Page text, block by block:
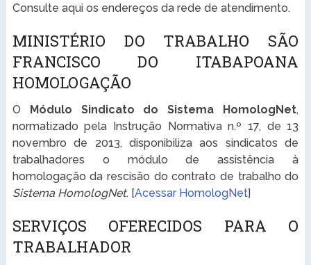
Consulte aqui os endereços da rede de atendimento.
MINISTÉRIO DO TRABALHO SÃO
FRANCISCO DO ITABAPOANA
HOMOLOGAÇÃO
O Módulo Sindicato do Sistema HomologNet,
normatizado pela Instrução Normativa n.º 17, de 13
novembro de 2013, disponibiliza aos sindicatos de
trabalhadores o módulo de assistência à
homologação da rescisão do contrato de trabalho do
Sistema HomologNet. [Acessar HomologNet]
SERVIÇOS OFERECIDOS PARA O
TRABALHADOR